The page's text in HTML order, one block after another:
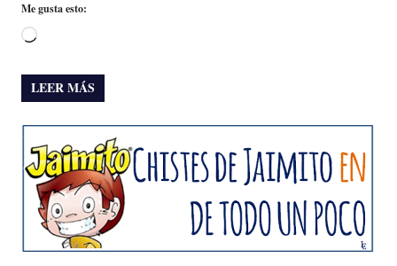
Me gusta esto:
Cargando...
LEER MÁS